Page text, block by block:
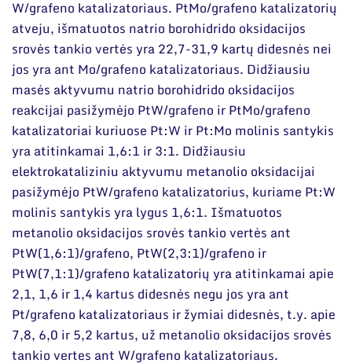
W/grafeno katalizatoriaus. PtMo/grafeno katalizatorių
atveju, išmatuotos natrio borohidrido oksidacijos
srovės tankio vertės yra 22,7-31,9 kartų didesnės nei
jos yra ant Mo/grafeno katalizatoriaus. Didžiausiu
masės aktyvumu natrio borohidrido oksidacijos
reakcijai pasižymėjo PtW/grafeno ir PtMo/grafeno
katalizatoriai kuriuose Pt:W ir Pt:Mo molinis santykis
yra atitinkamai 1,6:1 ir 3:1. Didžiausiu
elektrokataliziniu aktyvumu metanolio oksidacijai
pasižymėjo PtW/grafeno katalizatorius, kuriame Pt:W
molinis santykis yra lygus 1,6:1. Išmatuotos
metanolio oksidacijos srovės tankio vertės ant
PtW(1,6:1)/grafeno, PtW(2,3:1)/grafeno ir
PtW(7,1:1)/grafeno katalizatorių yra atitinkamai apie
2,1, 1,6 ir 1,4 kartus didesnės negu jos yra ant
Pt/grafeno katalizatoriaus ir žymiai didesnės, t.y. apie
7,8, 6,0 ir 5,2 kartus, už metanolio oksidacijos srovės
tankio vertes ant W/grafeno katalizatoriaus.